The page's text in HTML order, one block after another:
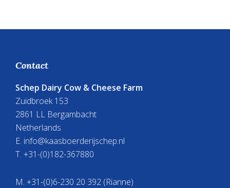
Footer
Contact
Schep Dairy Cow & Cheese Farm
Zuidbroek 153
2861 LL Bergambacht
Netherlands
E. info@kaasboerderijschep.nl
T. +31-(0)182-367880
M. +31-(0)6-230 20 392 (Rianne)